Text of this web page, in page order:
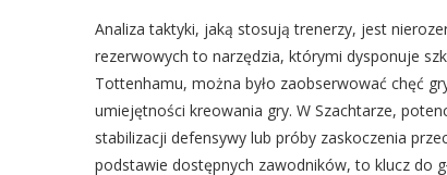
Analiza taktyki, jaką stosują trenerzy, jest
rezerwowych to narzędzia, którymi dysponuje
Tottenhamu, można było zaobserwować chęć
umiejętności kreowania gry. W Szachtarze,
stabilizacji defensywy lub próby zaskoczenia
podstawie dostępnych zawodników, to klucz do